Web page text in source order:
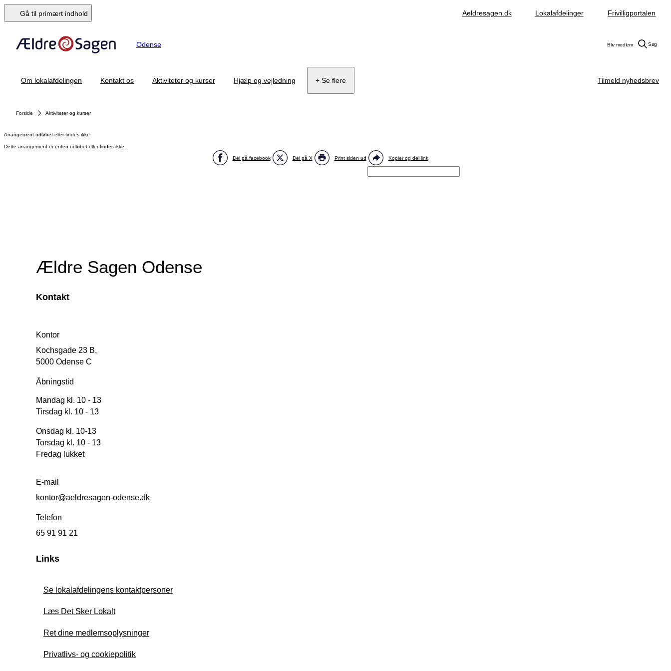
Gå til primært indhold Aeldresagen.dk Lokalafdelinger Frivilligportalen
Odense Bliv medlem Søg
Om lokalafdelingen Kontakt os Aktiviteter og kurser Hjælp og vejledning + Se flere Tilmeld nyhedsbrev
Forside Aktiviteter og kurser
Arrangement udløbet eller findes ikke
Dette arrangement er enten udløbet eller findes ikke.
Del på facebook Del på X Print siden ud Kopier og del link
Ældre Sagen Odense
Kontakt
Kontor
Kochsgade 23 B,
5000 Odense C
Åbningstid
Mandag kl. 10 - 13
Tirsdag kl. 10 - 13
Onsdag kl. 10-13
Torsdag kl. 10 - 13
Fredag lukket
E-mail
kontor@aeldresagen-odense.dk
Telefon
65 91 91 21
Links
Se lokalafdelingens kontaktpersoner
Læs Det Sker Lokalt
Ret dine medlemsoplysninger
Privatlivs- og cookiepolitik